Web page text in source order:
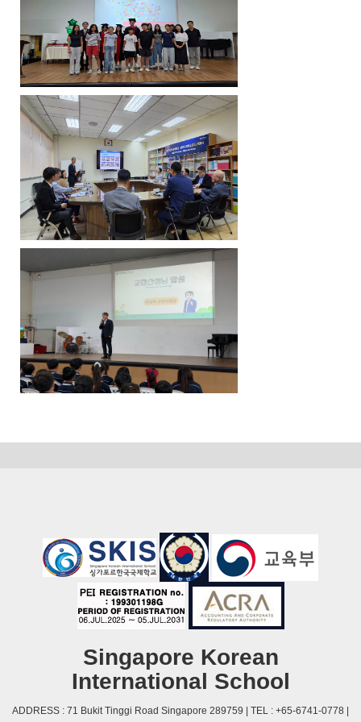
Singapore Korean
International School
ADDRESS : 71 Bukit Tinggi Road Singapore 289759 | TEL : +65-6741-0778 |